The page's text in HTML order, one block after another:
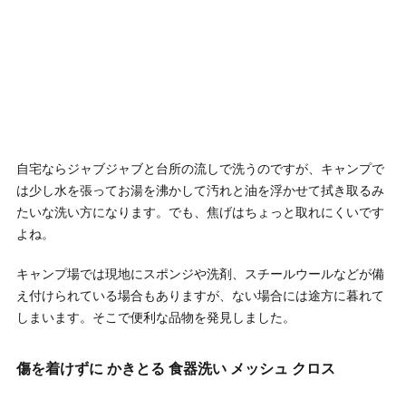
自宅ならジャブジャブと台所の流しで洗うのですが、キャンプで
は少し水を張ってお湯を沸かして汚れと油を浮かせて拭き取るみ
たいな洗い方になります。でも、焦げはちょっと取れにくいです
よね。
キャンプ場では現地にスポンジや洗剤、スチールウールなどが備
え付けられている場合もありますが、ない場合には途方に暮れて
しまいます。そこで便利な品物を発見しました。
傷を着けずに かきとる 食器洗い メッシュ クロス